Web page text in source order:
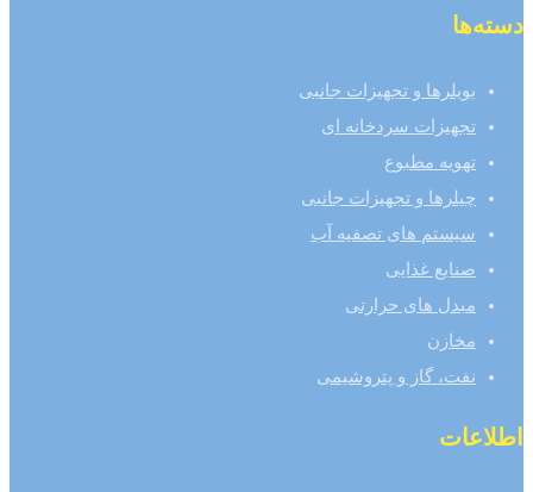
دسته‌ها
بویلرها و تجهیزات جانبی
تجهیزات سردخانه ای
تهویه مطبوع
چیلرها و تجهیزات جانبی
سیستم های تصفیه آب
صنایع غذایی
مبدل های حرارتی
مخازن
نفت، گاز و پتروشیمی
اطلاعات